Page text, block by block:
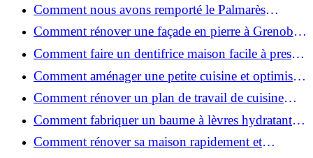
Comment nous avons remporté le Palmarès
(Ré)HABITER 2025 : les coulisses du projet primé
?
Comment rénover une façade en pierre à Grenoble
: techniques, coûts et conseils
Comment faire un dentifrice maison facile à presser
?
Comment aménager une petite cuisine et optimiser
chaque centimètre carré ?
Comment rénover un plan de travail de cuisine
facilement : guide étape par étape
Comment fabriquer un baume à lèvres hydratant et
naturel au suif ?
Comment rénover sa maison rapidement et